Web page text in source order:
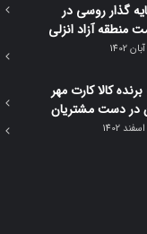
گذار روسی در
منطقه آزاد انزلی
کالا کارت مهر
در دست مشتریان